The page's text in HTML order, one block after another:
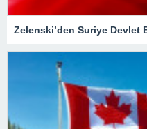
Zelenski’den Suriye Devlet